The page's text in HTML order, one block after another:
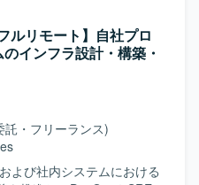
Foundry Agentや
クを活用して基盤構築を行
社内システムのインフラ設
ていただきます。 会計デー
を満たしながら、開発チー
る環境を構築していただ
指標化、IaCによる再現性
ーバビリティ基盤の整備
を組織に根付かせていた
ラウドインフラの設計、
。 IaC（Infrastructure as
ます。 Pythonによる運用自
ルリモート】自社プロ
インフラ設計・構築・
託・フリーランス)
よび社内システムにおける